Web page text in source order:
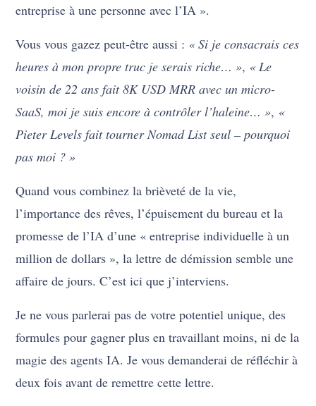
entreprise à une personne avec l’IA ».
Vous vous gazez peut-être aussi : « Si je consacrais ces
heures à mon propre truc je serais riche… », « Le
voisin de 22 ans fait 8K USD MRR avec un micro-
SaaS, moi je suis encore à contrôler l’haleine… », «
Pieter Levels fait tourner Nomad List seul – pourquoi
pas moi ? »
Quand vous combinez la brièveté de la vie,
l’importance des rêves, l’épuisement du bureau et la
promesse de l’IA d’une « entreprise individuelle à un
million de dollars », la lettre de démission semble une
affaire de jours. C’est ici que j’interviens.
Je ne vous parlerai pas de votre potentiel unique, des
formules pour gagner plus en travaillant moins, ni de la
magie des agents IA. Je vous demanderai de réfléchir à
deux fois avant de remettre cette lettre.